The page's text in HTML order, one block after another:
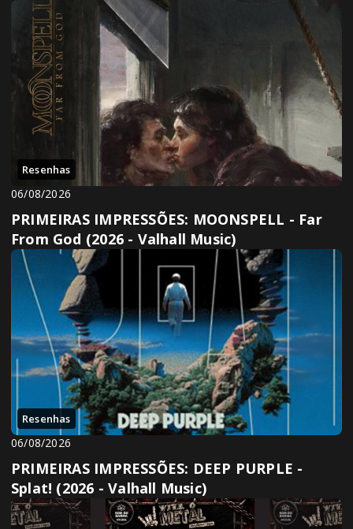
Resenhas
06/08/2026
PRIMEIRAS IMPRESSÕES: MOONSPELL - Far
From God (2026 - Valhall Music)
Resenhas
06/08/2026
PRIMEIRAS IMPRESSÕES: DEEP PURPLE -
Splat! (2026 - Valhall Music)